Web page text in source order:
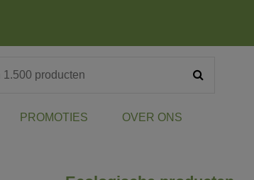
PROMOTIES OVER ONS